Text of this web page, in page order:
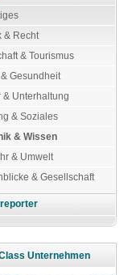
& Recht
& Tourismus
Gesundheit
& Unterhaltung
& Soziales
& Wissen
& Umwelt
& Gesellschaft
Unternehmen